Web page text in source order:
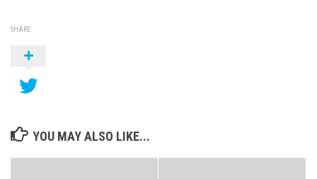
SHARE
YOU MAY ALSO LIKE...